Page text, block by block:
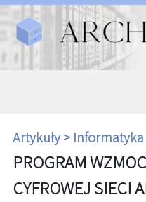
Artykuły >
PROGRAM
CYFROWEJ SIECI